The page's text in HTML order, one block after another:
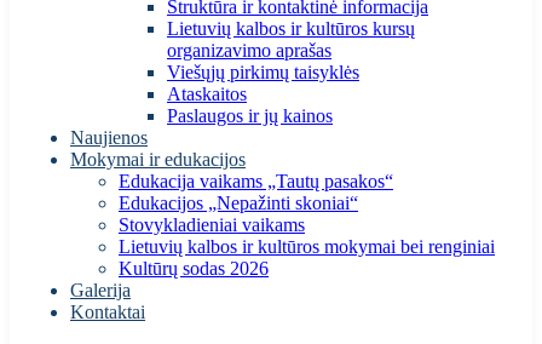
Struktūra ir kontaktinė informacija
Lietuvių kalbos ir kultūros kursų
organizavimo aprašas
Viešųjų pirkimų taisyklės
Ataskaitos
Paslaugos ir jų kainos
Naujienos
Mokymai ir edukacijos
Edukacija vaikams „Tautų pasakos“
Edukacijos „Nepažinti skoniai“
Stovykladieniai vaikams
Lietuvių kalbos ir kultūros mokymai bei renginiai
Kultūrų sodas 2026
Galerija
Kontaktai